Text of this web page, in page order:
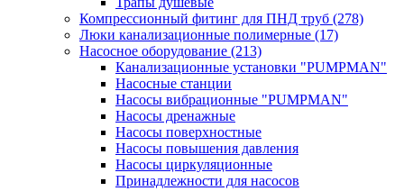
Компрессионный фитинг для ПНД труб (278)
Люки канализационные полимерные (17)
Насосное оборудование (213)
Канализационные установки "PUMPMAN"
Насосные станции
Насосы вибрационные "PUMPMAN"
Насосы дренажные
Насосы поверхностные
Насосы повышения давления
Насосы циркуляционные
Принадлежности для насосов